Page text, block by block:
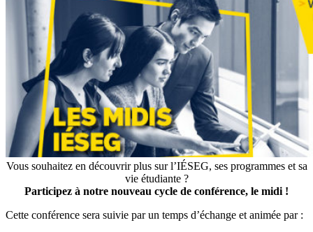
Vous souhaitez en découvrir plus sur l’IÉSEG, ses programmes et sa
vie étudiante ?
Participez à notre nouveau cycle de conférence, le midi !
Cette conférence sera suivie par un temps d’échange et animée par :